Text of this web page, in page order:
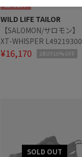
30%OFF
WILD LIFE TAILOR
【SALOMON/サロモン】
XT-WHISPER L49219300
¥16,170 2BUY10%OFF